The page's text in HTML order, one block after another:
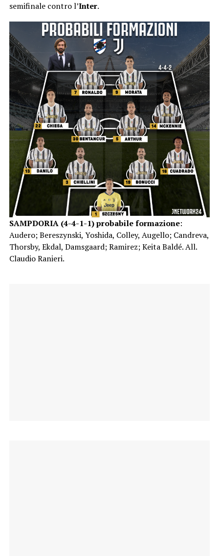
semifinale contro l’Inter.
SAMPDORIA (4-4-1-1) probabile formazione:
Audero; Bereszynski, Yoshida, Colley, Augello; Candreva,
Thorsby, Ekdal, Damsgaard; Ramirez; Keita Baldé. All.
Claudio Ranieri.